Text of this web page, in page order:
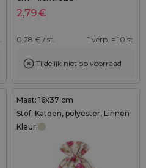
2,79€
0,28 € / st. 1 verp. = 10 st.
Tijdelijk niet op voorraad
Maat: 16x37 cm
Stof: Katoen, polyester, Linnen
Kleur: